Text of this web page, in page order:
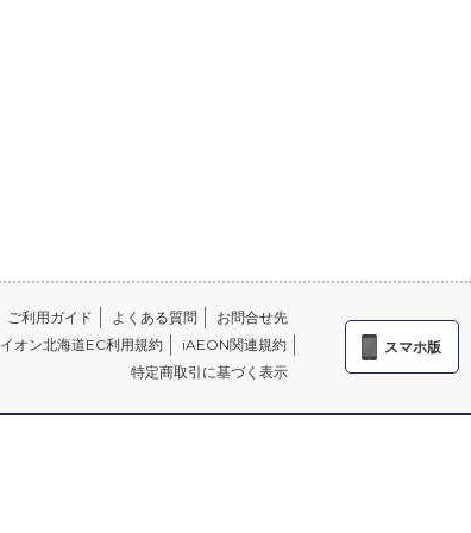
ご利用ガイド よくある質問
お問合せ先
イオン北海道EC利用規約
iAEON関連規約
特定商取引に基づく表示
スマホ版